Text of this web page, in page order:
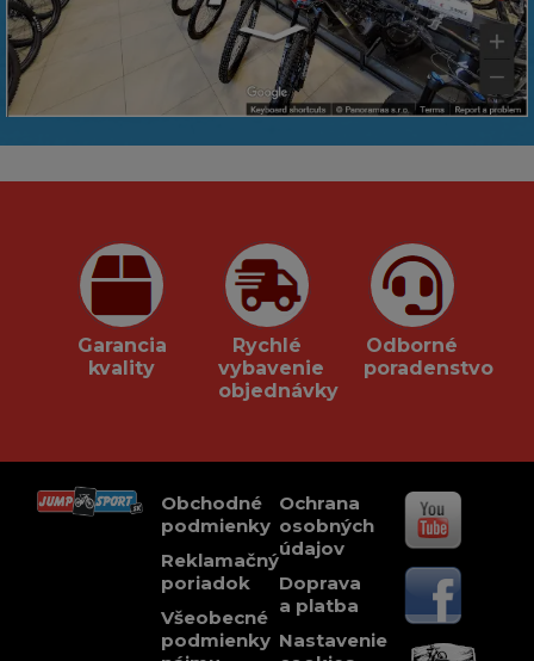
Garancia
kvality
Rychlé
vybavenie
objednávky
Odborné
poradenstvo
Obchodné
podmienky
Reklamačný
poriadok
Všeobecné
podmienky
Ochrana
osobných
údajov
Doprava
a platba
Nastavenie